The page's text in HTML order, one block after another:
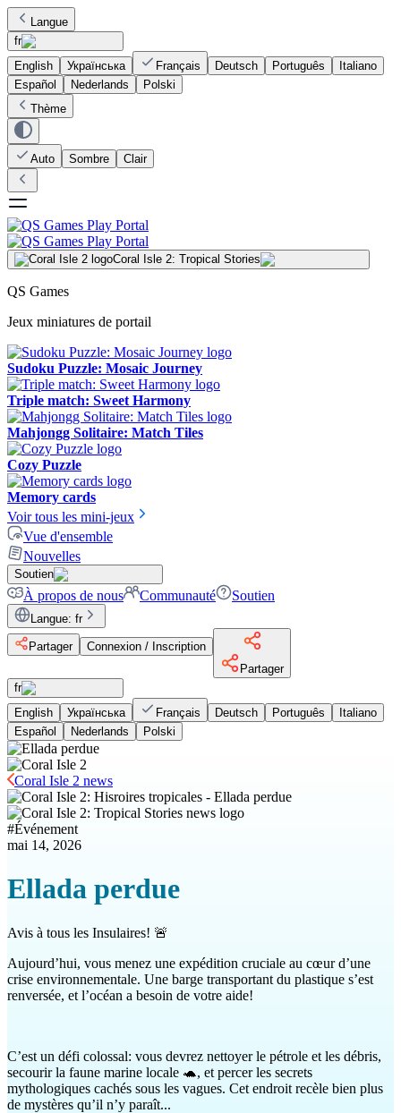
Langue
fr
English
Українська Français Deutsch Português
Italiano
Español
Nederlands
Polski
Thème
Auto Sombre Clair
Coral Isle 2: Tropical Stories
QS Games
Jeux miniatures de portail
Sudoku Puzzle: Mosaic Journey
Triple match: Sweet Harmony
Mahjongg Solitaire: Match Tiles
Cozy Puzzle
Memory cards
Voir tous les mini-jeux
Vue d'ensemble
Nouvelles
Soutien
À propos de nous Communauté Soutien
Langue: fr
Partager
Connexion / Inscription
Partager
fr
English
Українська Français Deutsch Português
Italiano
Español
Nederlands Polski
Coral Isle 2 news
#Événement
mai 14, 2026
Ellada perdue
Avis à tous les Insulaires! 🚨
Aujourd’hui, vous menez une expédition cruciale au cœur d’une
crise environnementale. Une barge transportant du plastique s’est
renversée, et l’océan a besoin de votre aide!
C’est un défi colossal: vous devrez nettoyer le pétrole et les débris,
secourir la faune marine locale 🐢, et percer les secrets
mythologiques cachés sous les vagues. Cet endroit recèle bien plus
de mystères qu’il n’y paraît...